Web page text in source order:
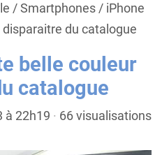
/Smartphones/ iPhone
du catalogue
belle couleur
catalogue
à 22h19 · 66 visualisations